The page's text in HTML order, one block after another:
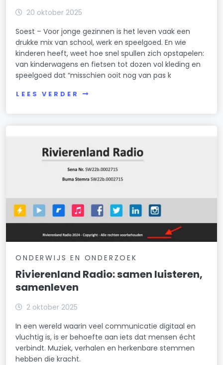
20 oktober 2025
Soest – Voor jonge gezinnen is het leven vaak een
drukke mix van school, werk en speelgoed. En wie
kinderen heeft, weet hoe snel spullen zich opstapelen:
van kinderwagens en fietsen tot dozen vol kleding en
speelgoed dat “misschien ooit nog van pas k
LEES VERDER
ONDERWIJS EN ONDERZOEK
Rivierenland Radio: samen luisteren,
samenleven
2 oktober 2025
In een wereld waarin veel communicatie digitaal en
vluchtig is, is er behoefte aan iets dat mensen écht
verbindt. Muziek, verhalen en herkenbare stemmen
hebben die kracht.